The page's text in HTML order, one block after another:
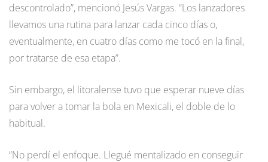
descontrolado”, mencionó Jesús Vargas. “Los lanzadores
llevamos una rutina para lanzar cada cinco días o,
eventualmente, en cuatro días como me tocó en la final,
por tratarse de esa etapa”.
Sin embargo, el litoralense tuvo que esperar nueve días
para volver a tomar la bola en Mexicali, el doble de lo
habitual.
“No perdí el enfoque. Llegué mentalizado en conseguir